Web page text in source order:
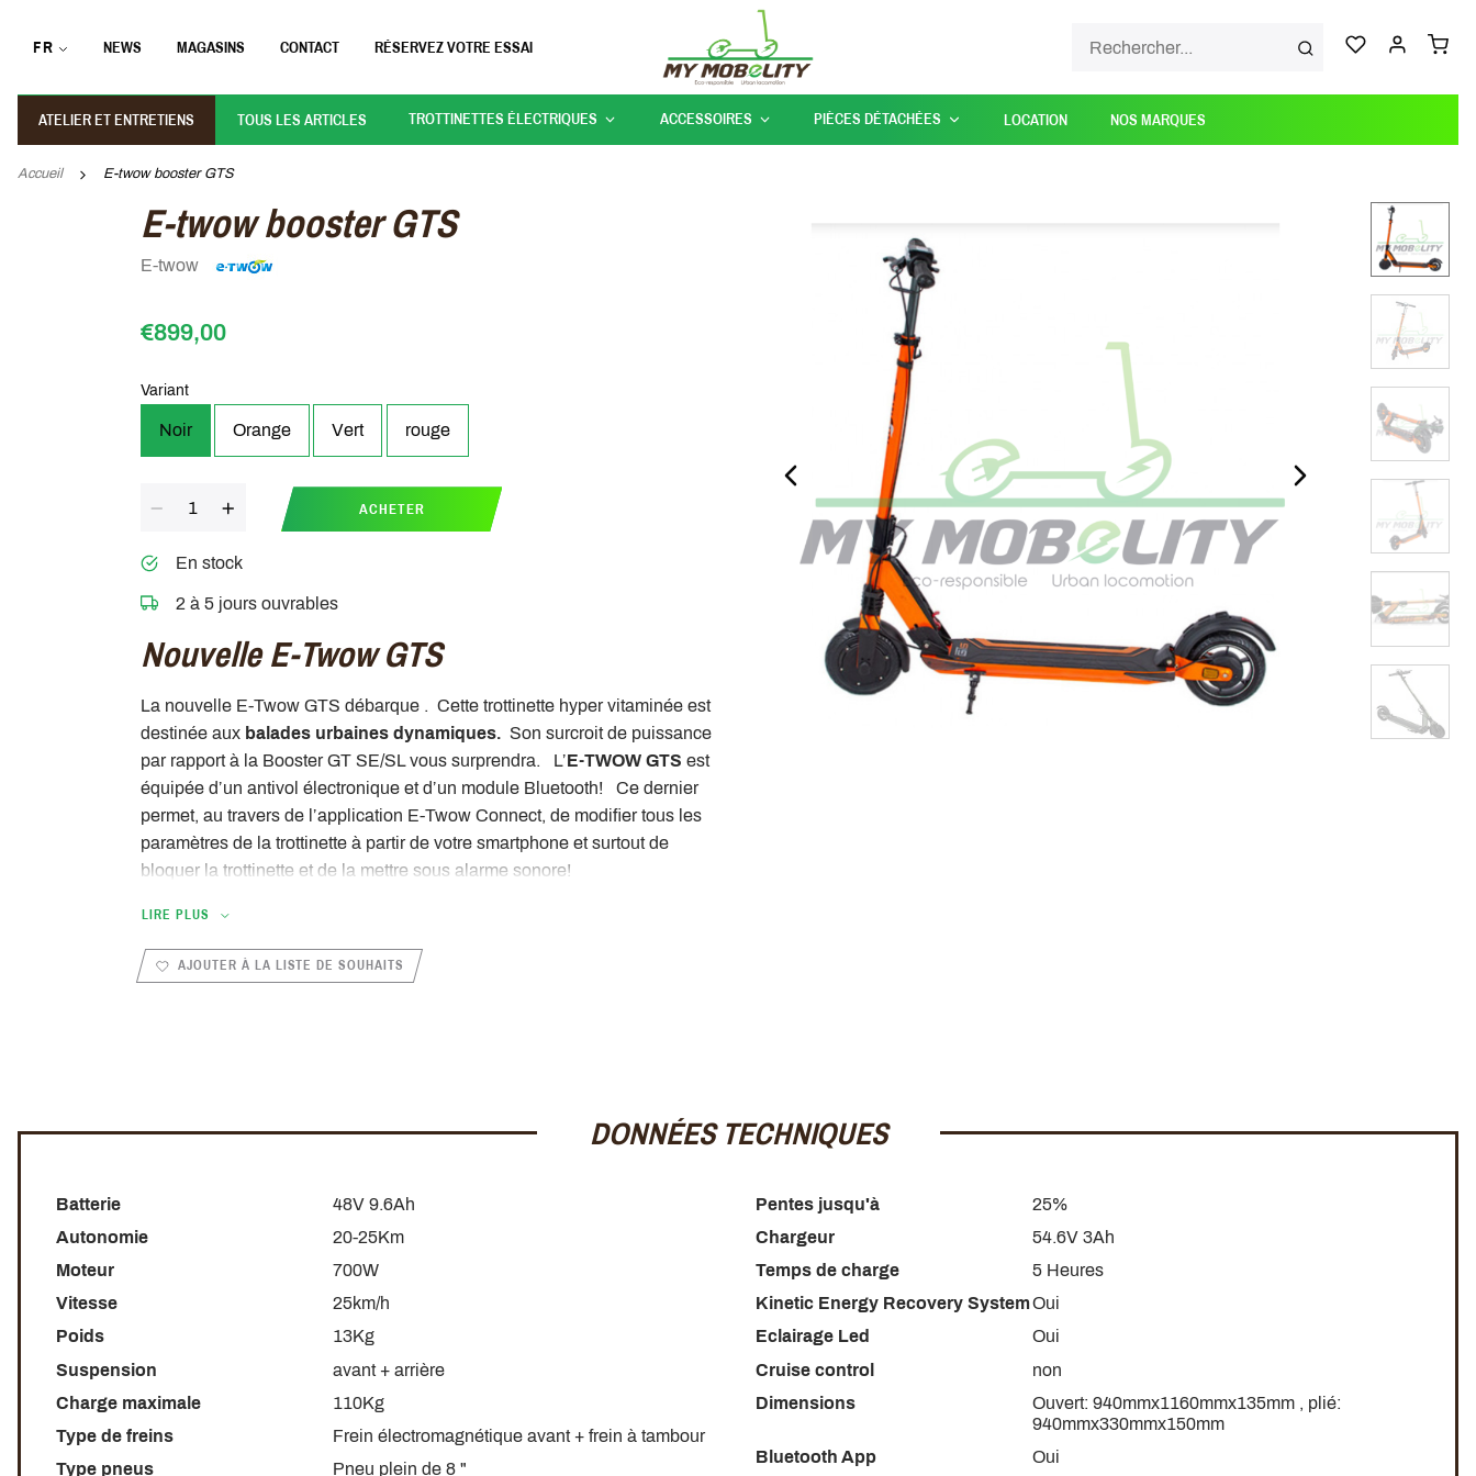
FR NEWS MAGASINS CONTACT RÉSERVEZ VOTRE ESSAI
ATELIER ET ENTRETIENS TOUS LES ARTICLES TROTTINETTES ÉLECTRIQUES ACCESSOIRES PIÈCES DÉTACHÉES LOCATION NOS MARQUES
Accueil E-twow booster GTS
E-twow booster GTS
E-twow
€899,00
Variant
Noir Orange Vert rouge
ACHETER
En stock
2 à 5 jours ouvrables
Nouvelle E-Twow GTS
La nouvelle E-Twow GTS débarque . Cette trottinette hyper vitaminée est
destinée aux balades urbaines dynamiques. Son surcroit de puissance
par rapport à la Booster GT SE/SL vous surprendra. L’E-TWOW GTS est
équipée d’un antivol électronique et d’un module Bluetooth! Ce dernier
permet, au travers de l’application E-Twow Connect, de modifier tous les
paramètres de la trottinette à partir de votre smartphone et surtout de
bloquer la trottinette et de la mettre sous alarme sonore!
LIRE PLUS
AJOUTER À LA LISTE DE SOUHAITS
PREVIOUS_SLIDE NEXT_SLIDE
DONNÉES TECHNIQUES
Batterie
48V 9.6Ah
Autonomie
20-25Km
Moteur
700W
Vitesse
25km/h
Poids
13Kg
Suspension
avant + arrière
Charge maximale
110Kg
Type de freins
Frein électromagnétique avant + frein à tambour
Type pneus
Pneu plein de 8 "
Pentes jusqu'à
25%
Chargeur
54.6V 3Ah
Temps de charge
5 Heures
Kinetic Energy Recovery SystemOui
Eclairage Led
Oui
Cruise control
non
Dimensions
Ouvert: 940mmx1160mmx135mm , plié:
940mmx330mmx150mm
Bluetooth App
Oui